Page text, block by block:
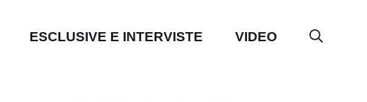
ESCLUSIVE E INTERVISTE VIDEO